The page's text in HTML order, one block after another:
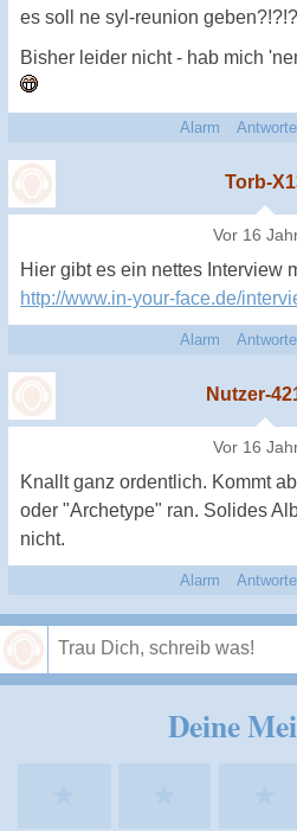
es soll ne syl-reunion
Bisher leider nicht - hab mich
Alarm
Torb-
Vor 16
Hier gibt es ein nettes Interview
http://www.in-your-face.de/
Alarm
Nutzer-
Vor 16
Knallt ganz ordentlich. Kommt
oder "Archetype" ran. Solides
nicht.
Alarm
Deine